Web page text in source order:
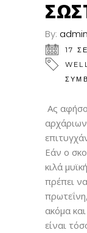
By: admin
17
Ας
Εάν ο
κιλά
πρέπει
ακόμα
είναι